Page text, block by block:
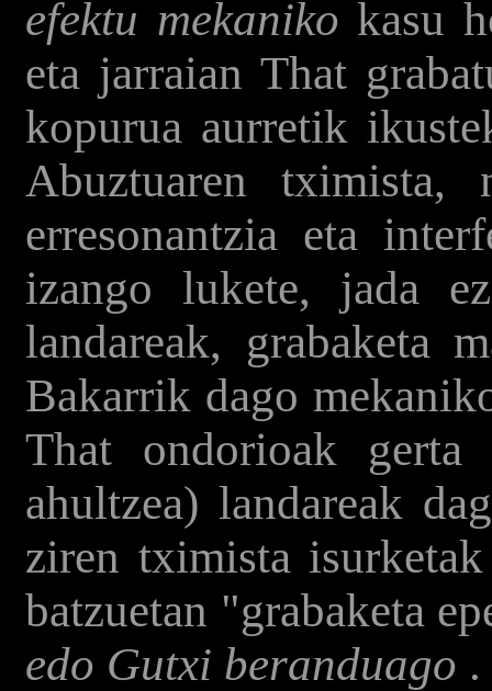
efektu mekaniko kasu
eta jarraian That
kopurua aurretik
Abuztuaren tximista,
erresonantzia eta
izango lukete, jada
landareak, grabaketa
Bakarrik dago
That ondorioak
ahultzea) landareak
ziren tximista
batzuetan "grabaketa
edo Gutxi beranduago .